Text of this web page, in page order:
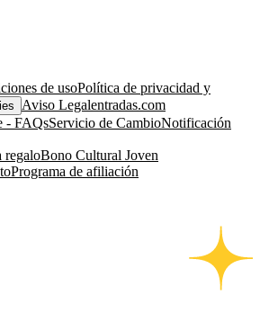
de usoPolítica de privacidad y
Aviso Legalentradas.com
- FAQsServicio de CambioNotificación
regaloBono Cultural Joven
Programa de afiliación